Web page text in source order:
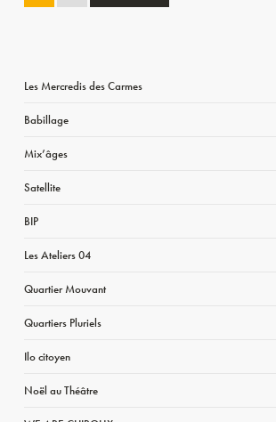
Les Mercredis des Carmes
Babillage
Mix’âges
Satellite
BIP
Les Ateliers 04
Quartier Mouvant
Quartiers Pluriels
Ilo citoyen
Noël au Théâtre